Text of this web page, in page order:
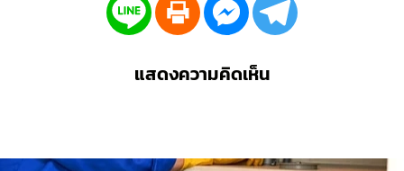
แสดงความคิดเห็น